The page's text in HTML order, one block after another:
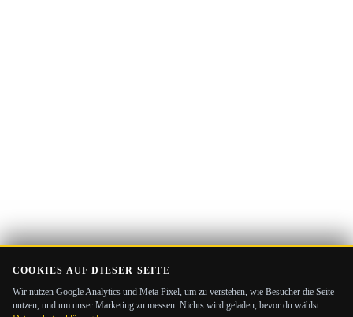
COOKIES AUF DIESER SEITE
Wir nutzen Google Analytics und Meta Pixel, um zu verstehen, wie Besucher die Seite
nutzen, und um unser Marketing zu messen. Nichts wird geladen, bevor du wählst.